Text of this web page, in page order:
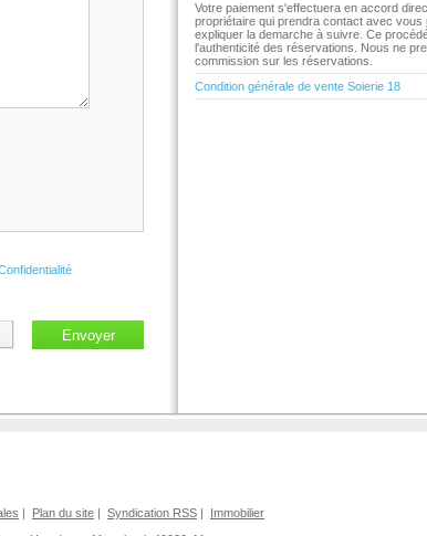
Votre paiement s'effectuera en accord
propriétaire qui prendra contact avec vous
expliquer la demarche à suivre. Ce
l'authenticité des réservations. Nous ne
commission sur les réservations.
Condition générale de vente Soierie 18
| Plan du site | Syndication RSS |
Immobilier